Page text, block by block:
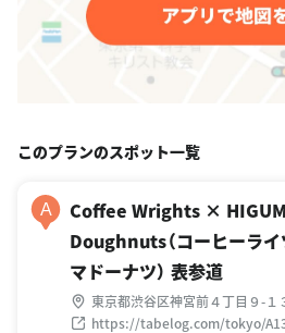
このプランのスポット一覧
A
Coffee Wrights ×
Doughnuts（コーヒーラ
マドーナツ） 表参道
東京都渋谷区神宮前４丁目９-１
https://tabelog.com/tokyo/